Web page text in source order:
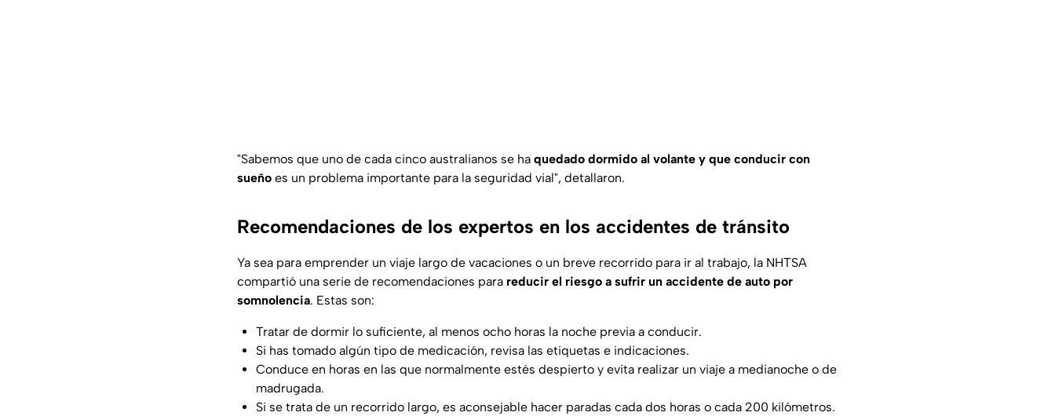
"Sabemos que uno de cada cinco australianos se ha quedado dormido al volante y que conducir con
sueño es un problema importante para la seguridad vial", detallaron.
Recomendaciones de los expertos en los accidentes de tránsito
Ya sea para emprender un viaje largo de vacaciones o un breve recorrido para ir al trabajo, la NHTSA
compartió una serie de recomendaciones para reducir el riesgo a sufrir un accidente de auto por
somnolencia. Estas son:
Tratar de dormir lo suficiente, al menos ocho horas la noche previa a conducir.
Si has tomado algún tipo de medicación, revisa las etiquetas e indicaciones.
Conduce en horas en las que normalmente estés despierto y evita realizar un viaje a medianoche o de
madrugada.
Si se trata de un recorrido largo, es aconsejable hacer paradas cada dos horas o cada 200 kilómetros.